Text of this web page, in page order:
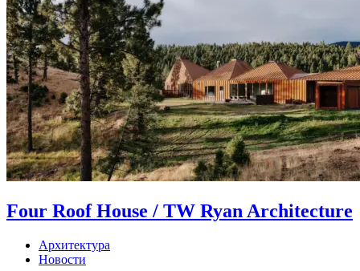
Four Roof House / TW Ryan Architecture
Архитектура
Новости